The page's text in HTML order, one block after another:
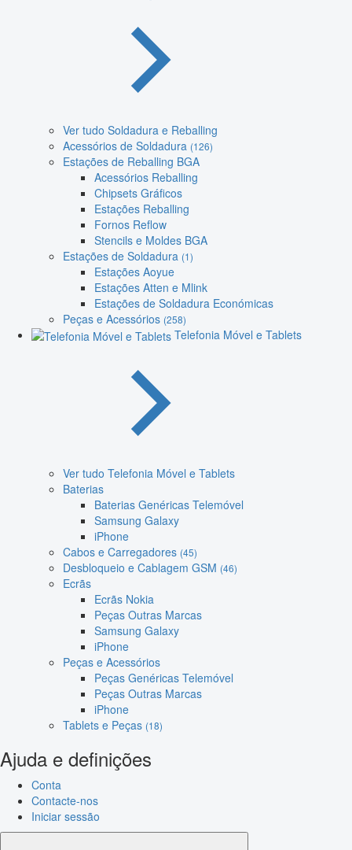
Ver tudo Soldadura e Reballing
Acessórios de Soldadura (126)
Estações de Reballing BGA
Acessórios Reballing
Chipsets Gráficos
Estações Reballing
Fornos Reflow
Stencils e Moldes BGA
Estações de Soldadura (1)
Estações Aoyue
Estações Atten e Mlink
Estações de Soldadura Económicas
Peças e Acessórios (258)
Telefonia Móvel e Tablets
Ver tudo Telefonia Móvel e Tablets
Baterias
Baterias Genéricas Telemóvel
Samsung Galaxy
iPhone
Cabos e Carregadores (45)
Desbloqueio e Cablagem GSM (46)
Ecrãs
Ecrãs Nokia
Peças Outras Marcas
Samsung Galaxy
iPhone
Peças e Acessórios
Peças Genéricas Telemóvel
Peças Outras Marcas
iPhone
Tablets e Peças (18)
Ajuda e definições
Conta
Contacte-nos
Iniciar sessão